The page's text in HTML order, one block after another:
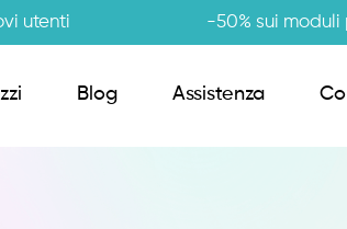
utenti -50% sui
Blog Assistenza